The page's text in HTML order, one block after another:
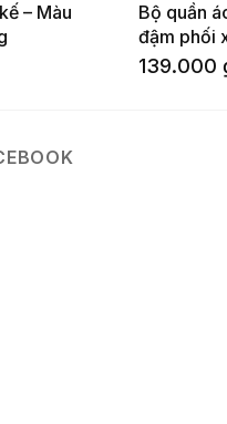
– Màu
Bộ quần
đậm phối
139.000